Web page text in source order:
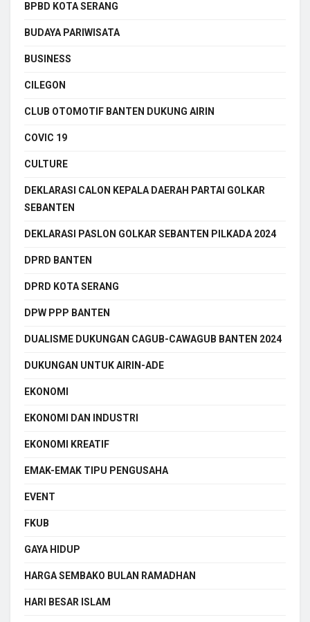
BPBD KOTA SERANG
BUDAYA PARIWISATA
BUSINESS
CILEGON
CLUB OTOMOTIF BANTEN DUKUNG AIRIN
COVIC 19
CULTURE
DEKLARASI CALON KEPALA DAERAH PARTAI GOLKAR
SEBANTEN
DEKLARASI PASLON GOLKAR SEBANTEN PILKADA 2024
DPRD BANTEN
DPRD KOTA SERANG
DPW PPP BANTEN
DUALISME DUKUNGAN CAGUB-CAWAGUB BANTEN 2024
DUKUNGAN UNTUK AIRIN-ADE
EKONOMI
EKONOMI DAN INDUSTRI
EKONOMI KREATIF
EMAK-EMAK TIPU PENGUSAHA
EVENT
FKUB
GAYA HIDUP
HARGA SEMBAKO BULAN RAMADHAN
HARI BESAR ISLAM